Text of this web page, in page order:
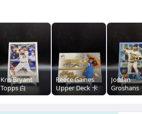
Kris Bryant
Topps 白
亮/300（浩
Reece Gaines
Upper Deck 卡
面簽/250（平
Jordan
Groshans
Topps RC